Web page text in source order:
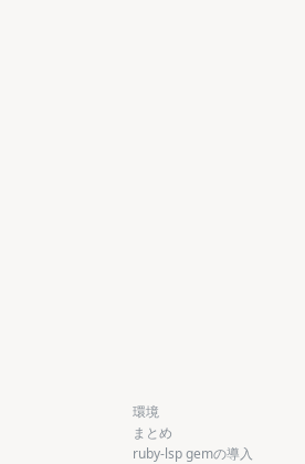
環境
まとめ
ruby-lsp gemの導入